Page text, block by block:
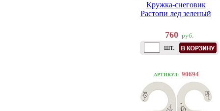
Кружка-снеговик
Растопи лед зеленый
760 руб.
шт.
АРТИКУЛ: 90694